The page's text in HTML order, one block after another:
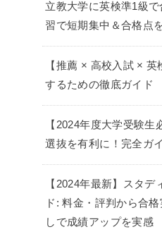
立教大学に英検準1級
習で短期集中＆合格点
【推薦 × 高校入試 ×
するための徹底ガイド
【2024年度大学受験生
選抜を有利に！完全ガ
【2024年最新】スタデ
ド: 料金・評判から合
しで成績アップを実感